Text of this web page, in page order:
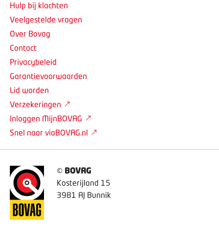
© BOVAG
Kosterijland 15
3981 AJ Bunnik
Hulp bij klachten
Veelgestelde vragen
Over Bovag
Contact
Privacybeleid
Garantievoorwaarden
Lid worden
Verzekeringen
Inloggen MijnBOVAG
Snel naar viaBOVAG.nl